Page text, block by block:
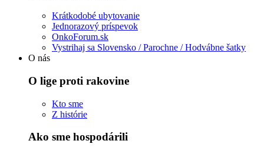
Krátkodobé ubytovanie
Jednorazový príspevok
OnkoForum.sk
Vystrihaj sa Slovensko / Parochne / Hodvábne šatky
O nás
O lige proti rakovine
Kto sme
Z histórie
Ako sme hospodárili